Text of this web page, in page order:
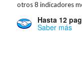
otros 8 indicadores
Hasta 12
Saber más